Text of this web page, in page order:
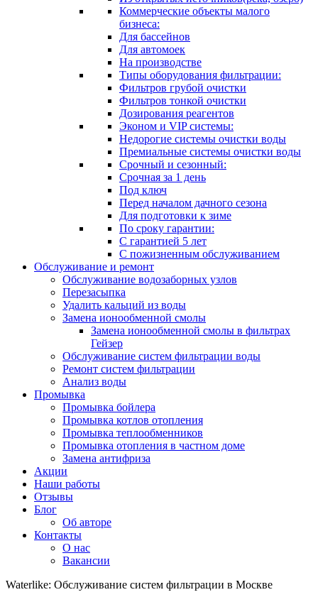
Коммерческие объекты малого
бизнеса:
Для бассейнов
Для автомоек
На производстве
Типы оборудования фильтрации:
Фильтров грубой очистки
Фильтров тонкой очистки
Дозирования реагентов
Эконом и VIP системы:
Недорогие системы очистки воды
Премиальные системы очистки воды
Срочный и сезонный:
Срочная за 1 день
Под ключ
Перед началом дачного сезона
Для подготовки к зиме
По сроку гарантии:
С гарантией 5 лет
С пожизненным обслуживанием
Обслуживание и ремонт
Обслуживание водозаборных узлов
Перезасыпка
Удалить кальций из воды
Замена ионообменной смолы
Замена ионообменной смолы в фильтрах
Гейзер
Обслуживание систем фильтрации воды
Ремонт систем фильтрации
Анализ воды
Промывка
Промывка бойлера
Промывка котлов отопления
Промывка теплообменников
Промывка отопления в частном доме
Замена антифриза
Акции
Наши работы
Отзывы
Блог
Об авторе
Контакты
О нас
Вакансии
Waterlike: Обслуживание систем фильтрации в Москве